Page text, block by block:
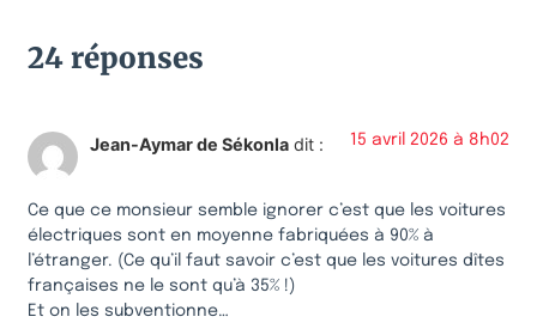
24 réponses
Jean-Aymar de Sékonla dit : 15 avril 2026 à 8h02
Ce que ce monsieur semble ignorer c’est que les voitures
électriques sont en moyenne fabriquées à 90% à
l’étranger. (Ce qu’il faut savoir c’est que les voitures dîtes
françaises ne le sont qu’à 35% !)
Et on les subventionne…